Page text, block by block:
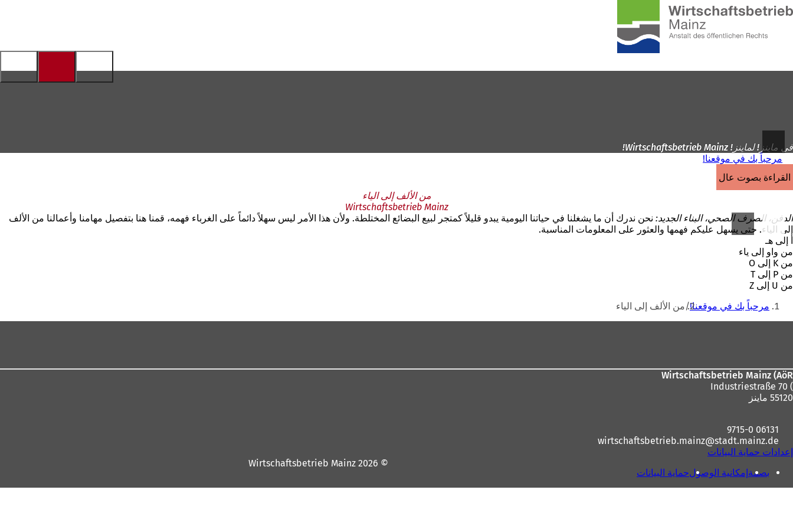
إلى
الصفحة
في ماينز! لماينز! Wirtschaftsbetrieb Mainz!
مرحباً بك في موقعنا!
القراءة بصوت عالٍ
من الألف إلى الياء
Wirtschaftsbetrieb Mainz
الدفن، الصرف الصحي، البناء الجديد: نحن ندرك أن ما يشغلنا في حياتنا اليومية يبدو قليلاً كمتجر لبيع البضائع المختلطة. ولأن هذا الأمر ليس سهلاً دائماً على الغرباء فهمه، قمنا هنا بتفصيل مهامنا وأعمالنا من الألف
إلى الياء. حتى يسهل عليكم فهمها والعثور على المعلومات المناسبة.
أ إلى هـ
من واو إلى ياء
من K إلى O
من P إلى T
من U إلى Z
أنت مرحباً بك في موقعنا! من الألف إلى الياء
Wirtschaftsbetrieb Mainz (AöR
) Industriestraße 70
55120 ماينز
06131 9715-0
wirtschaftsbetrieb.mainz
stadt.mainz de
إعدادات حماية البيانات
بصمةإمكانية الوصولحماية البيانات
© 2026 Wirtschaftsbetrieb Mainz